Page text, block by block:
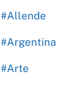
#Allende
#Argentina
#Arte